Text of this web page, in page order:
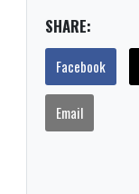
SHARE:
Facebook
Email